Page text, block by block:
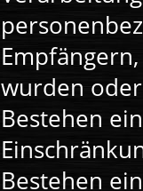
wurden
Bestehen
Bestehen